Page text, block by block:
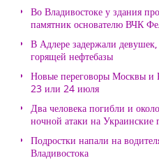
Во Владивостоке у здания
памятник основателю ВЧК
В Адлере задержали
горящей нефтебазы
Новые переговоры Москвы и
23 или 24 июля
Два человека погибли и
ночной атаки на Украинские
Подростки напали на
Владивостока